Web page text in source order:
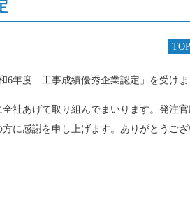
6年度 工事成績優秀企業認定」を受けま
社あげて取り組んでまいります。発注
に感謝を申し上げます。ありがとうござ